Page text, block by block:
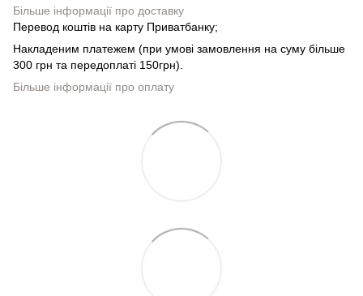
Більше інформації про доставку
Перевод коштів на карту Приватбанку;
Накладеним платежем (при умові замовлення на суму більше
300 грн та передоплаті 150грн).
Більше інформації про оплату